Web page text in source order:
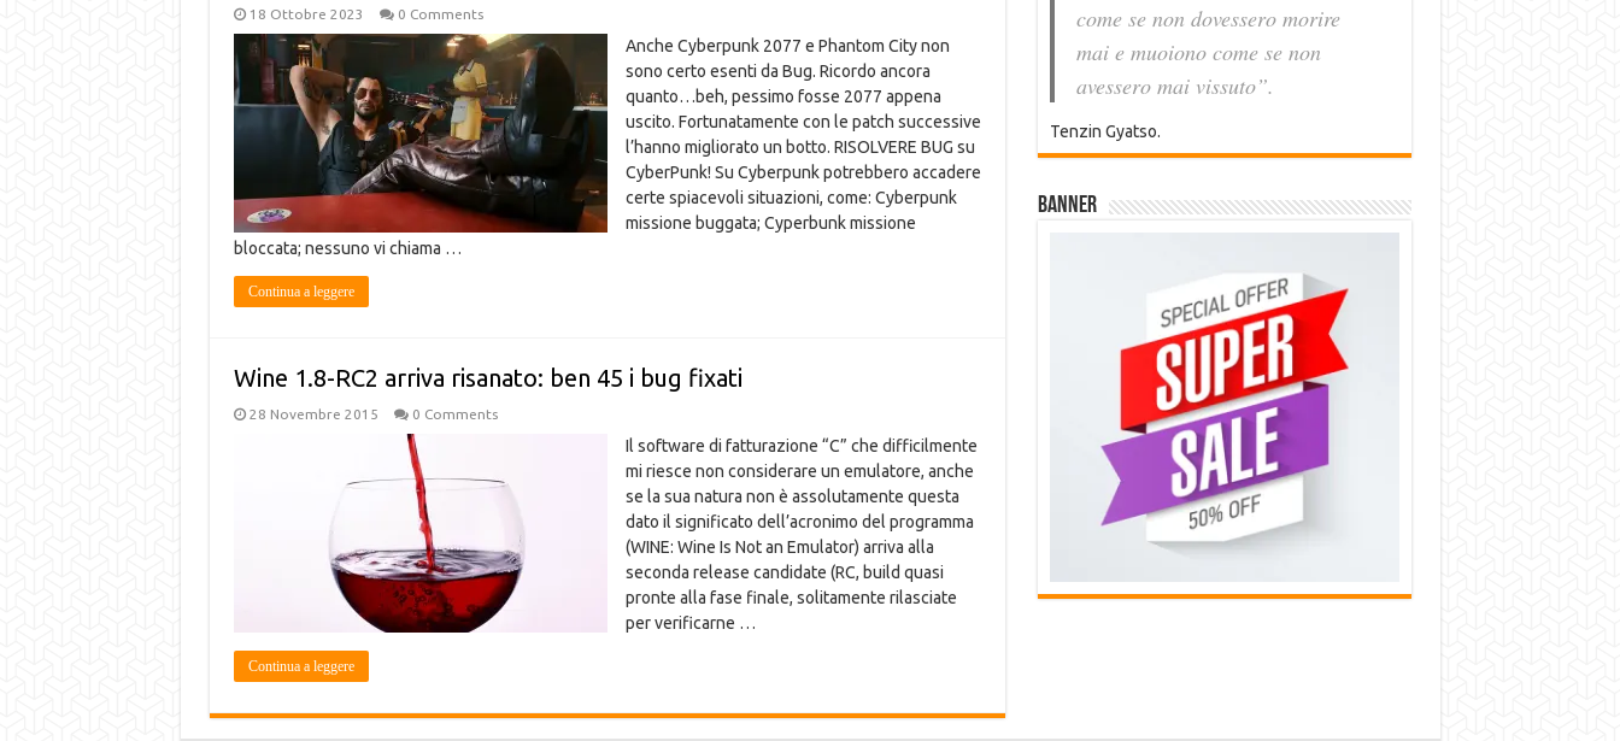
18 Ottobre 2023 0 Comments
Anche Cyberpunk 2077 e Phantom City non
sono certo esenti da Bug. Ricordo ancora
quanto…beh, pessimo fosse 2077 appena
uscito. Fortunatamente con le patch successive
l’hanno migliorato un botto. RISOLVERE BUG su
CyberPunk! Su Cyberpunk potrebbero accadere
certe spiacevoli situazioni, come: Cyberpunk
missione buggata; Cyperbunk missione
bloccata; nessuno vi chiama …
Continua a leggere
Wine 1.8-RC2 arriva risanato: ben 45 i bug fixati
28 Novembre 2015 0 Comments
Il software di fatturazione “C” che difficilmente
mi riesce non considerare un emulatore, anche
se la sua natura non è assolutamente questa
dato il significato dell’acronimo del programma
(WINE: Wine Is Not an Emulator) arriva alla
seconda release candidate (RC, build quasi
pronte alla fase finale, solitamente rilasciate
per verificarne …
Continua a leggere
come se non dovessero morire
mai e muoiono come se non
avessero mai vissuto”.
Tenzin Gyatso.
Banner